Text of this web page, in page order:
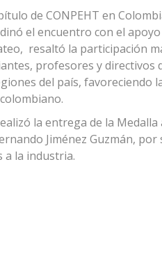
de CONPEHT en
el encuentro con el
resaltó la participación
profesores y
del país, favoreciendo
la entrega de la
Jiménez Guzmán,
a la industria.